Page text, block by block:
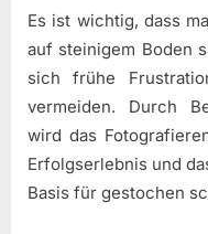
Es ist wichtig, dass
auf steinigem Boden
sich frühe
vermeiden. Durch
wird das
Erfolgserlebnis und
Basis für gestochen